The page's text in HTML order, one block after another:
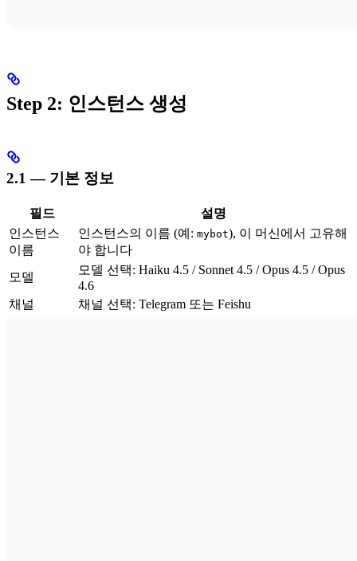
Step 2: 인스턴스 생성
2.1 — 기본 정보
필드
설명
인스턴스
이름
인스턴스의 이름 (예: mybot), 이 머신에서 고유해
야 합니다
모델
모델 선택: Haiku 4.5 / Sonnet 4.5 / Opus 4.5 / Opus
4.6
채널
채널 선택: Telegram 또는 Feishu